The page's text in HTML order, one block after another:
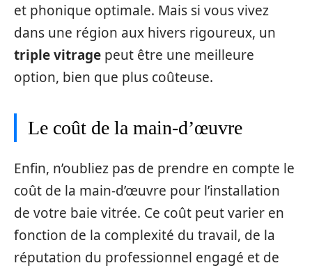
et phonique optimale. Mais si vous vivez
dans une région aux hivers rigoureux, un
triple vitrage peut être une meilleure
option, bien que plus coûteuse.
Le coût de la main-d’œuvre
Enfin, n’oubliez pas de prendre en compte le
coût de la main-d’œuvre pour l’installation
de votre baie vitrée. Ce coût peut varier en
fonction de la complexité du travail, de la
réputation du professionnel engagé et de